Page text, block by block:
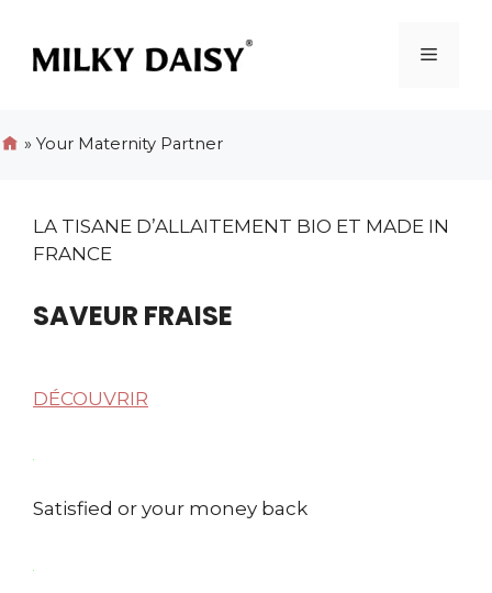
content
Menu
» Your Maternity Partner
LA TISANE D’ALLAITEMENT BIO ET MADE IN
FRANCE​
SAVEUR FRAISE
DÉCOUVRIR
Satisfied or your money back